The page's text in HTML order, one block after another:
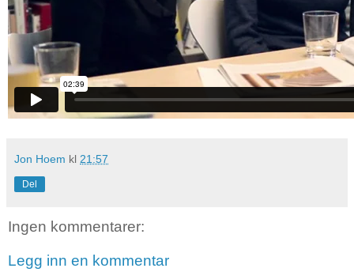
Jon Hoem kl 21:57
Del
Ingen kommentarer:
Legg inn en kommentar